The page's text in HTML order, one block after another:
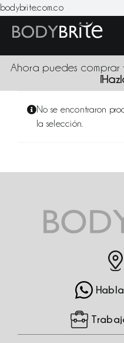
bodybrite.com.coSkip
content
Ahora puedes comprar
No se encontraron
la selección.